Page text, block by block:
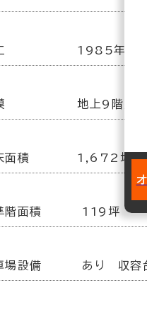
1985年10
地上9階／
面積 1,672坪
階面積 119坪
場設備 あり 収容